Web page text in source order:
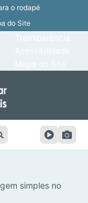
o rodapé
do Site
simples no